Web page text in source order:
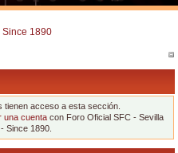
Since 1890
tienen acceso a esta sección.
una cuentacon Foro Oficial SFC - Sevilla
Since 1890.